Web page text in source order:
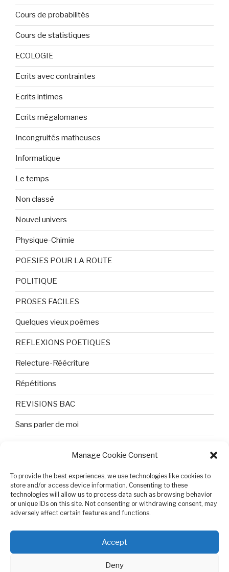
Manage Cookie Consent
To provide the best experiences, we use technologies like cookies to
store and/or access device information. Consenting to these
technologies will allow us to process data such as browsing behavior
or unique IDs on this site. Not consenting or withdrawing consent, may
adversely affect certain features and functions.
Accept
Deny
Cours de probabilités
Cours de statistiques
ECOLOGIE
Ecrits avec contraintes
Ecrits intimes
Ecrits mégalomanes
Incongruités matheuses
Informatique
Le temps
Non classé
Nouvel univers
Physique-Chimie
POESIES POUR LA ROUTE
POLITIQUE
PROSES FACILES
Quelques vieux poèmes
REFLEXIONS POETIQUES
Relecture-Réécriture
Répétitions
REVISIONS BAC
Sans parler de moi
Tristesse et attente
Variable complexe